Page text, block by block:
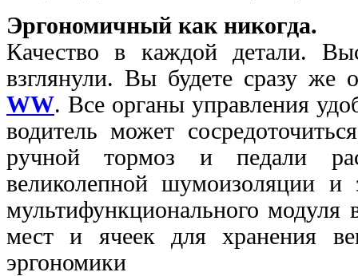
Эргономичный как никогда.
Качество в каждой детали.
взглянули. Вы будете сразу же
WW. Все органы управления
водитель может
ручной тормоз и педали
великолепной шумоизоляции и
мультифункционального модуля
мест и ячеек для хранения
эргономики